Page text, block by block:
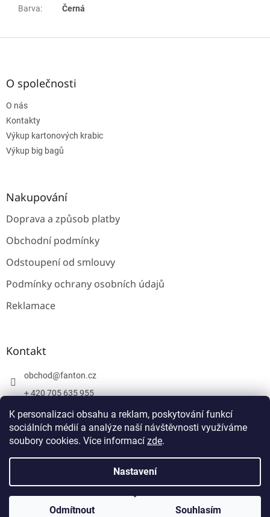
K personalizaci obsahu a reklam, poskytování funkcí
sociálních médií a analýze naší návštěvnosti využíváme
soubory cookies. Více informací zde.
Nastavení
Odmítnout Souhlasím
Barva: Černá
Z
O společnosti
O nás
Kontakty
Výkup kartonových krabic
Výkup big bagů
Nakupování
Doprava a způsob platby
Obchodní podmínky
Odstoupení od smlouvy
Podmínky ochrany osobních údajů
Reklamace
Kontakt
obchod@fanton.cz
+ 420 705 635 955
+ 420 705 635 951
. Všechna práva vyhrazena.